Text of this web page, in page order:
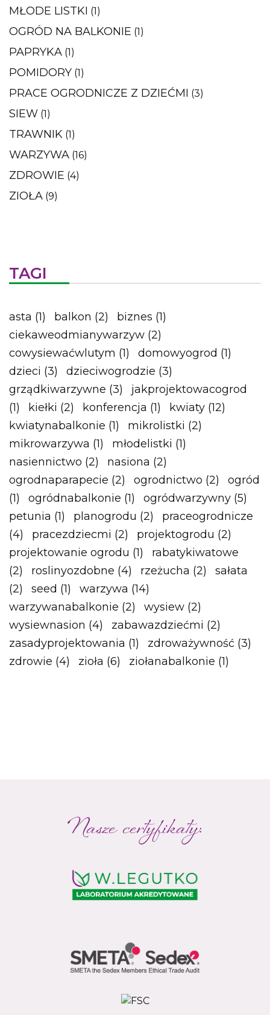
MŁODE LISTKI (1)
OGRÓD NA BALKONIE (1)
PAPRYKA (1)
POMIDORY (1)
PRACE OGRODNICZE Z DZIEĆMI (3)
SIEW (1)
TRAWNIK (1)
WARZYWA (16)
ZDROWIE (4)
ZIOŁA (9)
TAGI
asta (1) balkon (2) biznes (1)
ciekaweodmianywarzyw (2)
cowysiewaćwlutym (1) domowyogrod (1)
dzieci (3) dzieciwogrodzie (3)
grządkiwarzywne (3)
jakprojektowacogrod
(1)
kiełki (2) konferencja (1) kwiaty (12)
kwiatynabalkonie (1) mikrolistki (2)
mikrowarzywa (1) młodelistki (1)
nasiennictwo (2) nasiona (2)
ogrodnaparapecie (2) ogrodnictwo (2)
ogród
(1)
ogródnabalkonie (1) ogródwarzywny (5)
petunia (1) planogrodu (2)
praceogrodnicze
(4)
pracezdziecmi (2) projektogrodu (2)
projektowanie ogrodu (1)
rabatykiwatowe
(2)
roslinyozdobne (4) rzeżucha (2)
sałata
(2)
seed (1) warzywa (14)
warzywanabalkonie (2) wysiew (2)
wysiewnasion (4) zabawazdziećmi (2)
zasadyprojektowania (1) zdroważywność (3)
zdrowie (4) zioła (6) ziołanabalkonie (1)
Nasze certyfikaty: